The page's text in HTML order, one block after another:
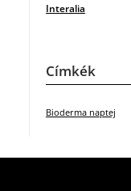
Interalia
Címkék
Bioderma naptej